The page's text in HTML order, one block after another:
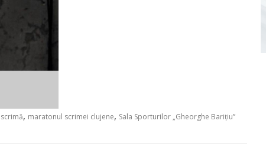
, maratonul scrimei clujene, Sala Sporturilor „Gheorghe Barițiu”